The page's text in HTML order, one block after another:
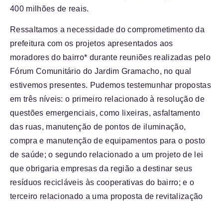
400 milhões de reais.
Ressaltamos a necessidade do comprometimento da
prefeitura com os projetos apresentados aos
moradores do bairro* durante reuniões realizadas pelo
Fórum Comunitário do Jardim Gramacho, no qual
estivemos presentes. Pudemos testemunhar propostas
em três níveis: o primeiro relacionado à resolução de
questões emergenciais, como lixeiras, asfaltamento
das ruas, manutenção de pontos de iluminação,
compra e manutenção de equipamentos para o posto
de saúde; o segundo relacionado a um projeto de lei
que obrigaria empresas da região a destinar seus
resíduos recicláveis às cooperativas do bairro; e o
terceiro relacionado a uma proposta de revitalização